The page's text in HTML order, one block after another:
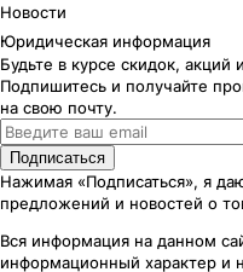
Новости
Юридическая информация
Будьте в курсе скидок,
Подпишитесь и получайте
на свою почту.
Подписаться
Нажимая «Подписаться», я
предложений и новостей о
Вся информация на данном
информационный характер и